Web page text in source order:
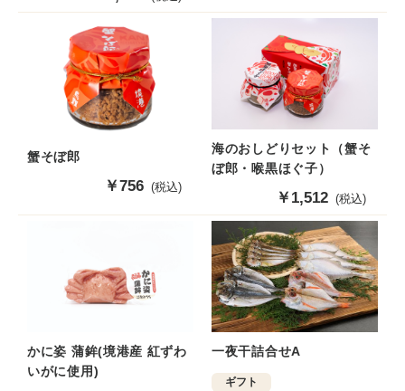
売
価
格
蟹そぼ郎
販
￥756 (税込)
海のおしどりセット（蟹そ
ぼ郎・喉黒ほぐ子）
販
売
価
格
￥1,512 (税込)
かに姿 蒲鉾(境港産 紅ずわ
いがに使用)
一夜干詰合せA
ギフト